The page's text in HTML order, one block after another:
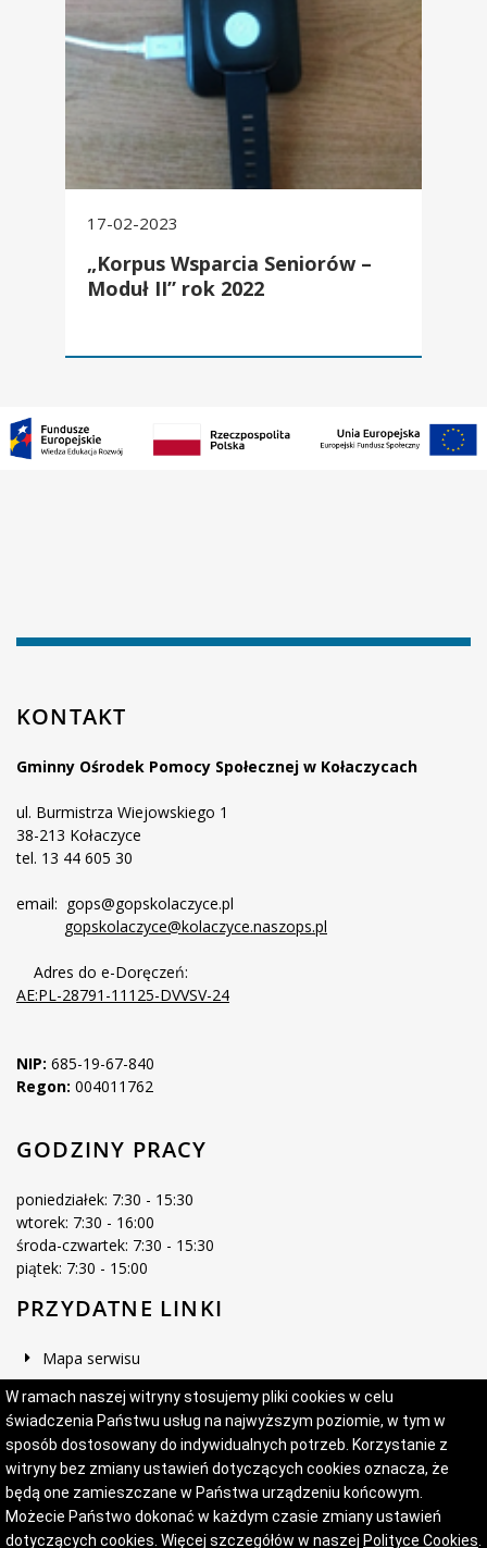
W ramach naszej witryny stosujemy pliki cookies w celu
świadczenia Państwu usług na najwyższym poziomie, w tym w
sposób dostosowany do indywidualnych potrzeb. Korzystanie z
witryny bez zmiany ustawień dotyczących cookies oznacza, że
będą one zamieszczane w Państwa urządzeniu końcowym.
Możecie Państwo dokonać w każdym czasie zmiany ustawień
dotyczących cookies. Więcej szczegółów w naszej Polityce Cookies
17-02-2023
„Korpus Wsparcia Seniorów –
Moduł II” rok 2022
KONTAKT
Gminny Ośrodek Pomocy Społecznej w Kołaczycach
ul. Burmistrza Wiejowskiego 1
38-213 Kołaczyce
tel. 13 44 605 30
email: gops@gopskolaczyce.pl
gopskolaczyce@kolaczyce.naszops.pl
Adres do e-Doręczeń:
AE:PL-28791-11125-DVVSV-24
NIP: 685-19-67-840
Regon: 004011762
GODZINY PRACY
poniedziałek: 7:30 - 15:30
wtorek: 7:30 - 16:00
środa-czwartek: 7:30 - 15:30
piątek: 7:30 - 15:00
PRZYDATNE LINKI
Mapa serwisu
Deklaracja dostępności
Projekt i wykonanie:Logonet Sp. z o.o.